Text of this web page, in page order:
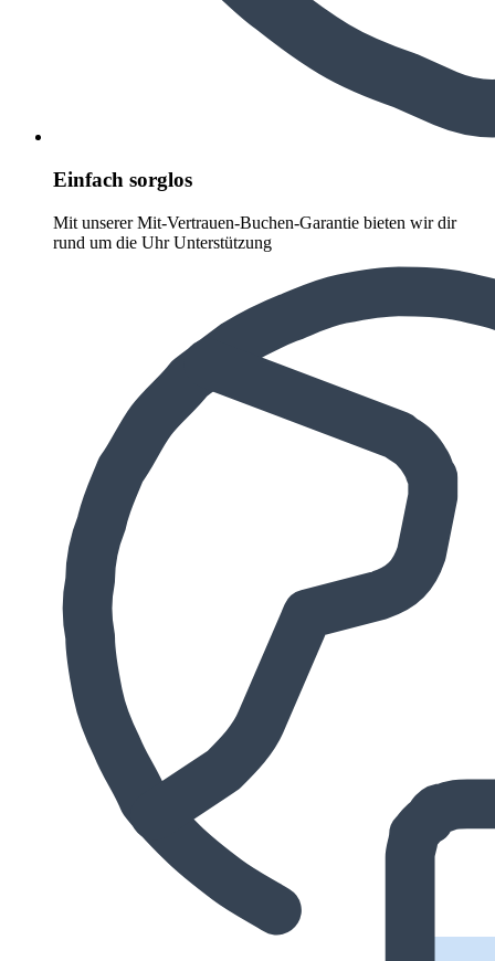
Einfach sorglos
Mit unserer Mit-Vertrauen-Buchen-Garantie bieten wir dir
rund um die Uhr Unterstützung